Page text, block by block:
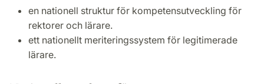
en nationell struktur för kompetensutveckling för
rektorer och lärare.
ett nationellt meriteringssystem för legitimerade
lärare.